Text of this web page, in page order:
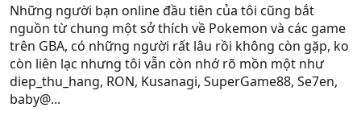
Những người bạn online đầu tiên của tôi cũng bắt
nguồn từ chung một sở thích về Pokemon và các game
trên GBA, có những người rất lâu rồi không còn gặp, ko
còn liên lạc nhưng tôi vẫn còn nhớ rõ mồn một như
diep_thu_hang, RON, Kusanagi, SuperGame88, Se7en,
baby@...